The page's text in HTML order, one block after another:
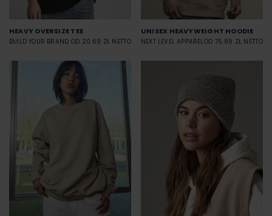
HEAVY OVERSIZE TEE
BUILD YOUR BRAND OD 20.69 ZŁ NETTO
UNISEX HEAVYWEIGHT HOODIE
NEXT LEVEL APPARELOD 75.89 ZŁ NETTO